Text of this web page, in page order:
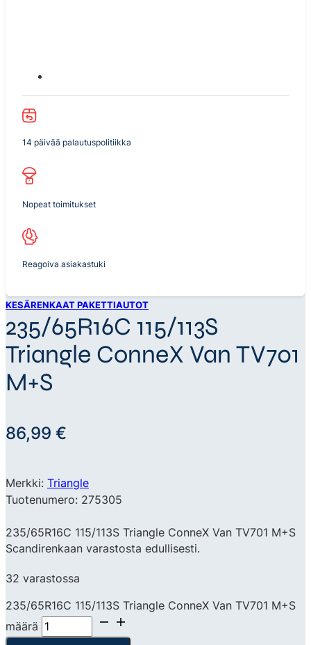
14 päivää palautuspolitiikka
Nopeat toimitukset
Reagoiva asiakastuki
KESÄRENKAAT PAKETTIAUTOT
235/65R16C 115/113S
Triangle ConneX Van TV701
M+S
86,99 €
Merkki: Triangle
Tuotenumero: 275305
235/65R16C 115/113S Triangle ConneX Van TV701 M+S
Scandirenkaan varastosta edullisesti.
32 varastossa
235/65R16C 115/113S Triangle ConneX Van TV701 M+S
määrä